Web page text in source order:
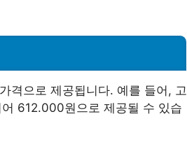
격으로 제공됩니다. 예를 들어, 고
612.000원으로 제공될 수 있습